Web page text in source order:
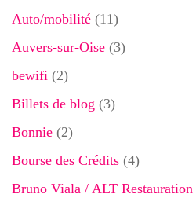
Auto/mobilité (11)
Auvers-sur-Oise (3)
bewifi (2)
Billets de blog (3)
Bonnie (2)
Bourse des Crédits (4)
Bruno Viala / ALT Restauration